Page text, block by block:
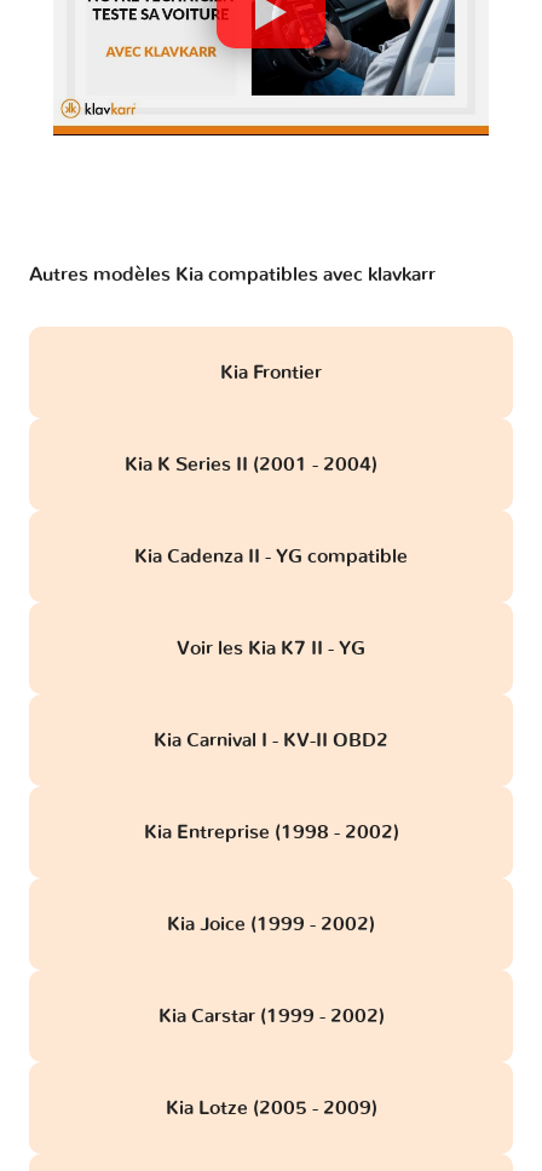
Autres modèles Kia compatibles avec klavkarr
Kia Frontier
Kia K Series II (2001 - 2004)
Kia Cadenza II - YG compatible
Voir les Kia K7 II - YG
Kia Carnival I - KV-II OBD2
Kia Entreprise (1998 - 2002)
Kia Joice (1999 - 2002)
Kia Carstar (1999 - 2002)
Kia Lotze (2005 - 2009)